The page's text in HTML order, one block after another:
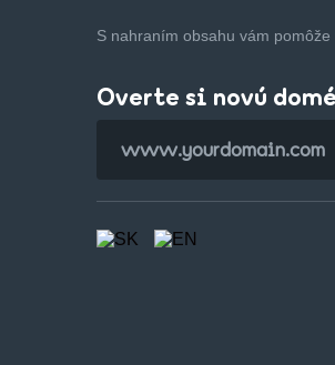
S nahraním obsahu vám pomôže
Overte si novú